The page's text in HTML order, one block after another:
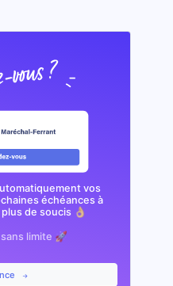
vos
échéances à
de soucis 👌🏼
limite 🚀